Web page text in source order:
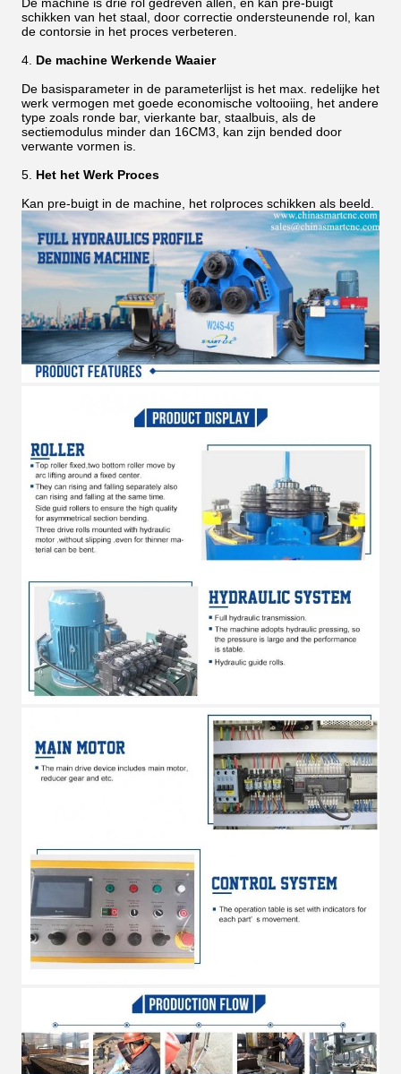
schikken van het staal, door correctie ondersteunende rol, kan
de contorsie in het proces verbeteren.
4. De machine Werkende Waaier
De basisparameter in de parameterlijst is het max. redelijke het
werk vermogen met goede economische voltooiing, het andere
type zoals ronde bar, vierkante bar, staalbuis, als de
sectiemodulus minder dan 16CM3, kan zijn bended door
verwante vormen is.
5. Het het Werk Proces
Kan pre-buigt in de machine, het rolproces schikken als beeld.